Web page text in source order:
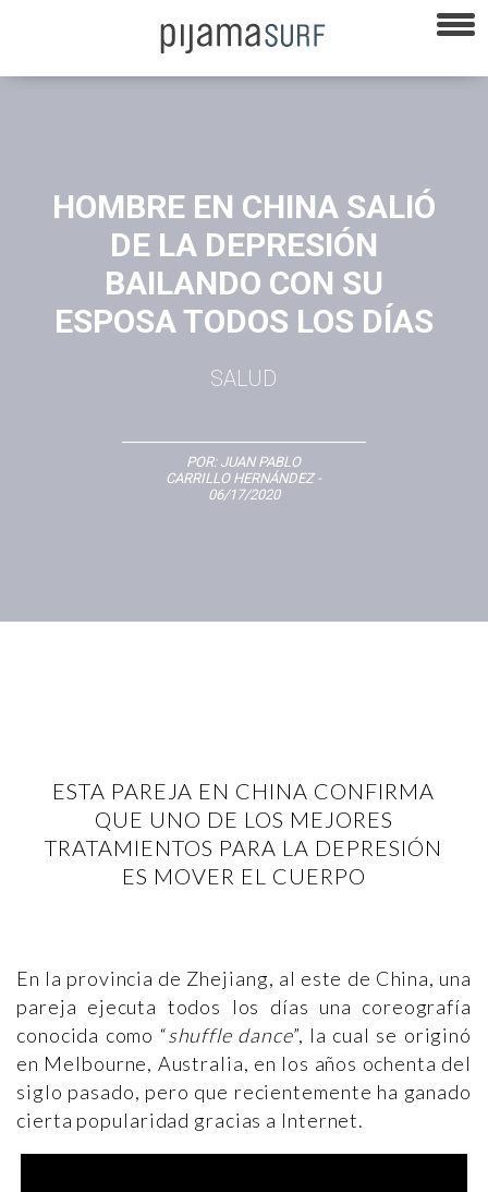
HOMBRE EN CHINA SALIÓ
DE LA DEPRESIÓN
BAILANDO CON SU
ESPOSA TODOS LOS DÍAS
SALUD
POR: JUAN PABLO
CARRILLO HERNÁNDEZ-
06/17/2020
ESTA PAREJA EN CHINA CONFIRMA
QUE UNO DE LOS MEJORES
TRATAMIENTOS PARA LA DEPRESIÓN
ES MOVER EL CUERPO
En la provincia de Zhejiang, al este de China, una
pareja ejecuta todos los días una coreografía
conocida como “shuffle dance”, la cual se originó
en Melbourne, Australia, en los años ochenta del
siglo pasado, pero que recientemente ha ganado
cierta popularidad gracias a Internet.